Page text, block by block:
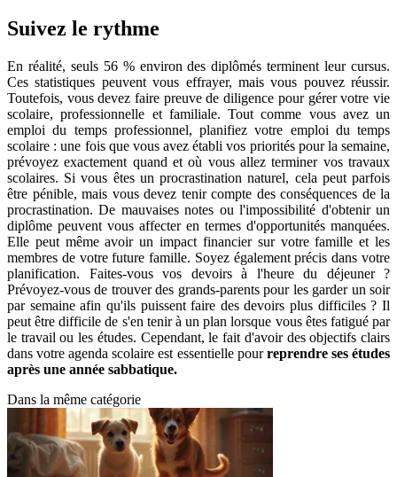
Suivez le rythme
En réalité, seuls 56 % environ des diplômés terminent leur cursus.
Ces statistiques peuvent vous effrayer, mais vous pouvez réussir.
Toutefois, vous devez faire preuve de diligence pour gérer votre vie
scolaire, professionnelle et familiale. Tout comme vous avez un
emploi du temps professionnel, planifiez votre emploi du temps
scolaire : une fois que vous avez établi vos priorités pour la semaine,
prévoyez exactement quand et où vous allez terminer vos travaux
scolaires. Si vous êtes un procrastination naturel, cela peut parfois
être pénible, mais vous devez tenir compte des conséquences de la
procrastination. De mauvaises notes ou l'impossibilité d'obtenir un
diplôme peuvent vous affecter en termes d'opportunités manquées.
Elle peut même avoir un impact financier sur votre famille et les
membres de votre future famille. Soyez également précis dans votre
planification. Faites-vous vos devoirs à l'heure du déjeuner ?
Prévoyez-vous de trouver des grands-parents pour les garder un soir
par semaine afin qu'ils puissent faire des devoirs plus difficiles ? Il
peut être difficile de s'en tenir à un plan lorsque vous êtes fatigué par
le travail ou les études. Cependant, le fait d'avoir des objectifs clairs
dans votre agenda scolaire est essentielle pourreprendre ses études
après une année sabbatique.
Dans la même catégorie